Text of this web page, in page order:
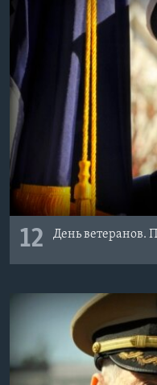
12 День ветеранов.